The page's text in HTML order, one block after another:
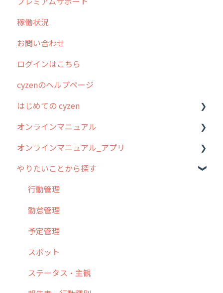
不動産
2026年のリリース情報
2025年のリリース情報
2024年のリリース情報
2023年のリリース情報
過去のリリース
2019年までのリリース情報
お客様の声を実現しました
稼働状況
お問い合わせ
ログインはこちら
cyzenのヘルプページ
はじめての cyzen
0. はじめてのcyzenの使い方
1. cyzenについて知ろう
2. 主要機能の概要
3. cyzenの位置情報取得について
4. cyzen利用前の準備：システム管理者編
5. 基本的な使い方：システム管理者編
6. 基本的な使い方：ユーザー編
7. 初心者向けよくある質問集
オンラインマニュアル
管理サイトの使い始め
ユーザー・グループ管理
行動管理
予定管理
スポット
ステータス・主観
報告書・行動種別
オンラインマニュアル_アプリ
アプリの使い始め
ホーム画面
スポット
報告閲覧
予定
日報
やりたいことから探す
行動管理
勤怠管理
予定管理
スポット
ステータス・主観